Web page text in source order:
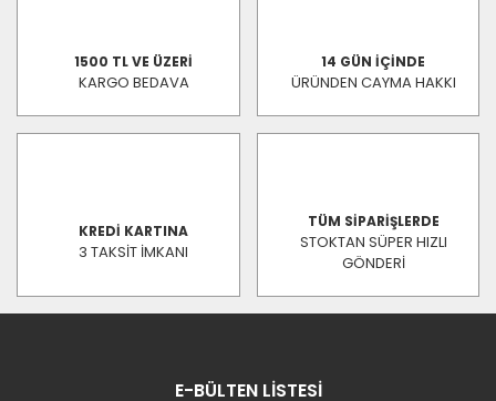
1500 TL VE ÜZERİ
KARGO BEDAVA
14 GÜN İÇİNDE
ÜRÜNDEN CAYMA HAKKI
KREDİ KARTINA
3 TAKSİT İMKANI
TÜM SİPARİŞLERDE
STOKTAN SÜPER HIZLI
GÖNDERİ
E-BÜLTEN LİSTESİ